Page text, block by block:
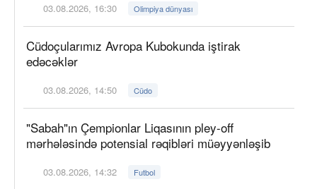
03.08.2026, 16:30 Olimpiya dünyası
Cüdoçularımız Avropa Kubokunda iştirak
edəcəklər
03.08.2026, 14:50 Cüdo
"Sabah"ın Çempionlar Liqasının pley-off
mərhələsində potensial rəqibləri müəyyənləşib
03.08.2026, 14:32 Futbol